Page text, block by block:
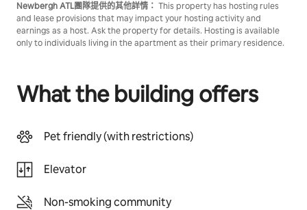
Newbergh ATL團隊提供的其他詳情： This property has hosting rules
and lease provisions that may impact your hosting activity and
earnings as a host. Ask the property for details. Hosting is available
only to individuals living in the apartment as their primary residence.
What the building offers
Pet friendly (with restrictions)
Elevator
Non-smoking community